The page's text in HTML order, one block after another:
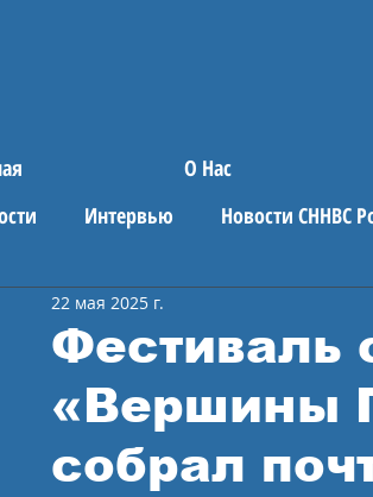
О Нас
Интервью Новости СННВС
Спортивные новости
Фестиваль
«Вершины
собрал
22 мая 2025 г.